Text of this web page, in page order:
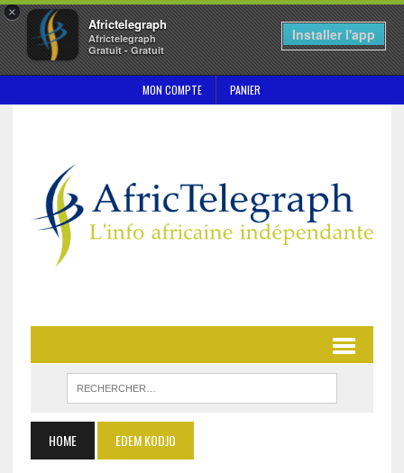
×
Africtelegraph
Africtelegraph
Gratuit - Gratuit
Installer l'app
MON COMPTE PANIER
HOME EDEM KODJO